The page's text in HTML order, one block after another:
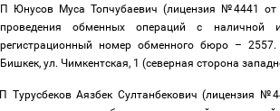
Юнусов Муса Топчубаевич (лицензия №4441 от
проведения обменных операций с наличной
регистрационный номер обменного бюро –
Бишкек, ул. Чимкентская, 1 (северная сторона
Турусбеков Аязбек Султанбекович (лицензия